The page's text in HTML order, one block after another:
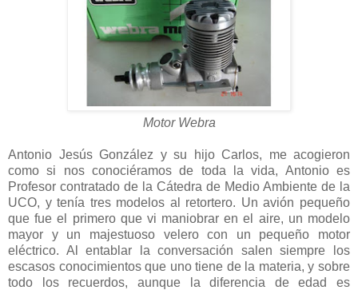
Motor Webra
Antonio Jesús González y su hijo Carlos, me acogieron
como si nos conociéramos de toda la vida, Antonio es
Profesor contratado de la Cátedra de Medio Ambiente de la
UCO, y tenía tres modelos al retortero. Un avión pequeño
que fue el primero que vi maniobrar en el aire, un modelo
mayor y un majestuoso velero con un pequeño motor
eléctrico. Al entablar la conversación salen siempre los
escasos conocimientos que uno tiene de la materia, y sobre
todo los recuerdos, aunque la diferencia de edad es